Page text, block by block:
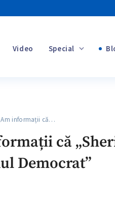
Video Special
informații că…
că
Democrat”